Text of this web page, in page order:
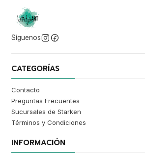
Síguenos
CATEGORÍAS
Contacto
Preguntas Frecuentes
Sucursales de Starken
Términos y Condiciones
INFORMACIÓN